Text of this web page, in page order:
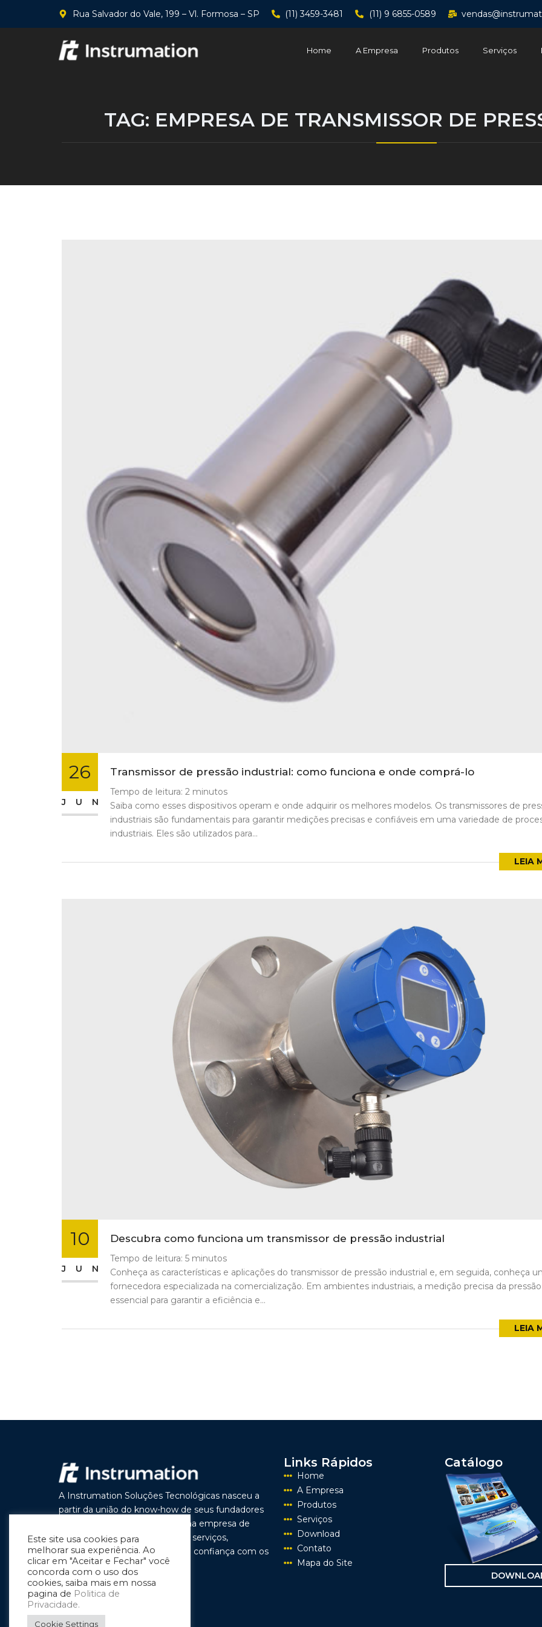
Rua Salvador do Vale, 199 – Vl. Formosa – SP (11) 3459-3481 (11) 9 6855-0589
Home A Empresa Produtos Serviços
TAG: EMPRESA DE TRANSMISSOR DE
26
JUN
Transmissor de pressão industrial: como funciona e onde comprá-lo
Tempo de leitura: 2 minutos
Saiba como esses dispositivos operam e onde adquirir os melhores modelos. Os transmissores de
industriais são fundamentais para garantir medições precisas e confiáveis em uma variedade de
industriais. Eles são utilizados para...
LEIA
10
JUN
Descubra como funciona um transmissor de pressão industrial
Tempo de leitura: 5 minutos
Conheça as características e aplicações do transmissor de pressão industrial e, em seguida, conheça
fornecedora especializada na comercialização. Em ambientes industriais, a medição precisa da
essencial para garantir a eficiência e...
LEIA
A Instrumation Soluções Tecnológicas nasceu a
partir da união do know-how de seus fundadores
com o objetivo de construir uma empresa de
vanguarda por seus produtos e serviços,
buscando a cada dia melhorar a confiança com os
nossos clientes e parceiros.
Links Rápidos
Home
A Empresa
Produtos
Serviços
Download
Contato
Mapa do Site
Catálogo
Este site usa cookies para
melhorar sua experiência. Ao
clicar em "Aceitar e Fechar" você
concorda com o uso dos
cookies, saiba mais em nossa
pagina de Politica de
Privacidade.
Cookie Settings